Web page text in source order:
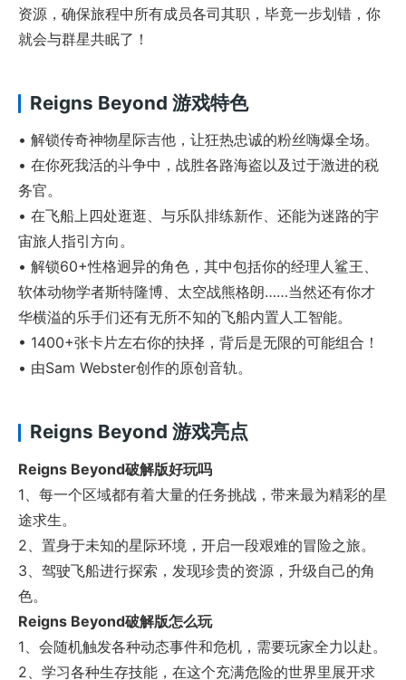
资源，确保旅程中所有成员各司其职，毕竟一步划错，你
就会与群星共眠了！
Reigns Beyond 游戏特色
• 解锁传奇神物星际吉他，让狂热忠诚的粉丝嗨爆全场。
• 在你死我活的斗争中，战胜各路海盗以及过于激进的税
务官。
• 在飞船上四处逛逛、与乐队排练新作、还能为迷路的宇
宙旅人指引方向。
• 解锁60+性格迥异的角色，其中包括你的经理人鲨王、
软体动物学者斯特隆博、太空战熊格朗……当然还有你才
华横溢的乐手们还有无所不知的飞船内置人工智能。
• 1400+张卡片左右你的抉择，背后是无限的可能组合！
• 由Sam Webster创作的原创音轨。
Reigns Beyond 游戏亮点
Reigns Beyond破解版好玩吗
1、每一个区域都有着大量的任务挑战，带来最为精彩的星
途求生。
2、置身于未知的星际环境，开启一段艰难的冒险之旅。
3、驾驶飞船进行探索，发现珍贵的资源，升级自己的角
色。
Reigns Beyond破解版怎么玩
1、会随机触发各种动态事件和危机，需要玩家全力以赴。
2、学习各种生存技能，在这个充满危险的世界里展开求